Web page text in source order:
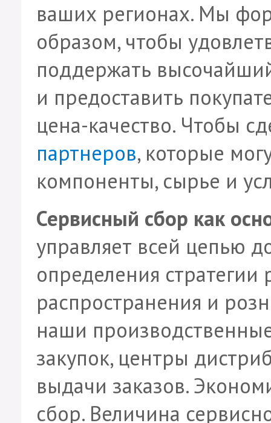
ваших регионах. Мы
образом, чтобы
поддержать
и предоставить
цена-качество. Чтобы
партнеров, которые
компоненты, сырье и
Сервисный сбор как
управляет всей цепью
определения стратегии
распространения и
наши
закупок, центры
выдачи заказов.
сбор. Величина